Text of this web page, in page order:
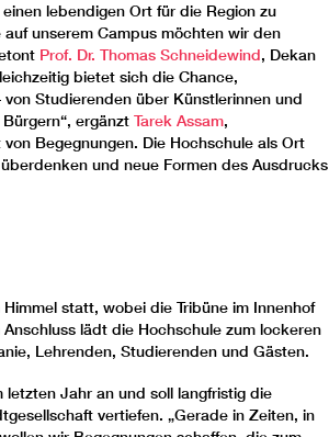
lebendigen Ort für die Region zu
unserem Campus möchten wir den
Prof. Dr. Thomas Schneidewind, Dekan
bietet sich die Chance,
Studierenden über Künstlerinnen und
ergänzt Tarek Assam,
Begegnungen. Die Hochschule als Ort
und neue Formen des Ausdrucks
statt, wobei die Tribüne im Innenhof
lädt die Hochschule zum lockeren
Lehrenden, Studierenden und Gästen.
Jahr an und soll langfristig die
vertiefen. „Gerade in Zeiten, in